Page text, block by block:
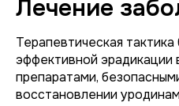
Лечение
Терапевтическая тактика
эффективной эрадикации
препаратами,
восстановлении